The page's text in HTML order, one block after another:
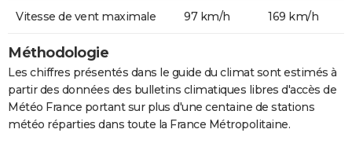
Vitesse de vent maximale 97 km/h 169 km/h
Méthodologie
Les chiffres présentés dans le guide du climat sont estimés à
partir des données des bulletins climatiques libres d'accès de
Météo France portant sur plus d'une centaine de stations
météo réparties dans toute la France Métropolitaine.